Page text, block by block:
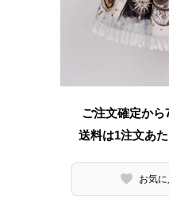
ご注文確定から
送料は1注文あた
お気